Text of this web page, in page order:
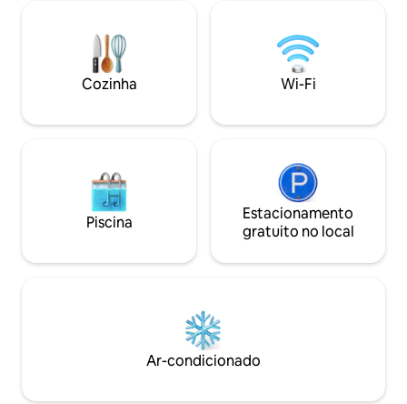
belo novo jardim semi-coberto. Algumas
escadas separam o andar inferior. Aqui
outro grande terraço, ótimo para jantar
durante as maravilhosas noites de verão
únicos, uma área onde você pode
autêntico forno a lenha. Há apenas
diversão para se ter! Os interiores são
espaçosos, a sala de estar é confortável,
os 2 quartos duplos com varanda são
uma vista deslumbrante... o sol penetra
quarto de solteiro, perfeito para crianças
e outro quarto de casal com uma
pequena janela. A cozinha está
totalmente equipada com todos os tipos
supermercados,
away, ponto de
Durante a
disponíveis.
Cozinha Wi-Fi
Piscina
Estacionamento
gratuito no local
Ar-condicionado